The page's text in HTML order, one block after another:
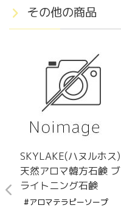
その他の商品
SKYLAKE(ハヌルホス)
天然アロマ韓方石鹸 ブ
ライトニング石鹸
#アロマテラピーソープ